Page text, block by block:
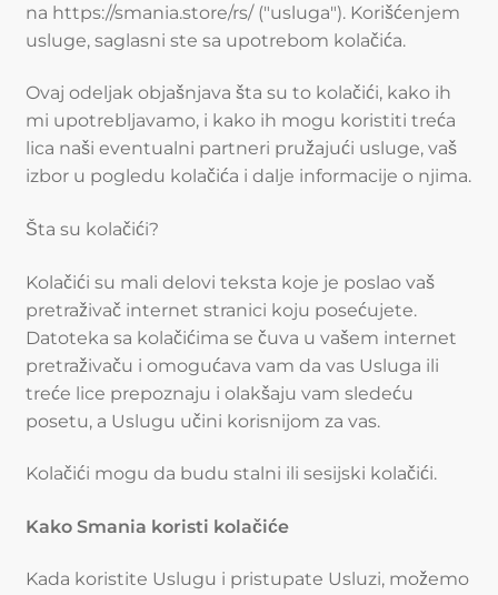
na https://smania.store/rs/ ("usluga"). Korišćenjem
usluge, saglasni ste sa upotrebom kolačića.
Ovaj odeljak objašnjava šta su to kolačići, kako ih
mi upotrebljavamo, i kako ih mogu koristiti treća
lica naši eventualni partneri pružajući usluge, vaš
izbor u pogledu kolačića i dalje informacije o njima.
Šta su kolačići?
Kolačići su mali delovi teksta koje je poslao vaš
pretraživač internet stranici koju posećujete.
Datoteka sa kolačićima se čuva u vašem internet
pretraživaču i omogućava vam da vas Usluga ili
treće lice prepoznaju i olakšaju vam sledeću
posetu, a Uslugu učini korisnijom za vas.
Kolačići mogu da budu stalni ili sesijski kolačići.
Kako Smania koristi kolačiće
Kada koristite Uslugu i pristupate Usluzi, možemo